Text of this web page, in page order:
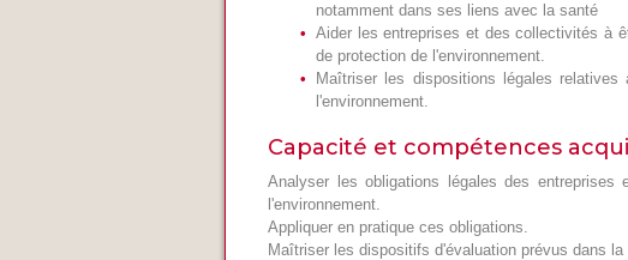
notamment dans ses liens avec la santé
Aider les entreprises et des collectivités à
de protection de l'environnement.
Maîtriser les dispositions légales
l'environnement.
Capacité et compétences
Analyser les obligations légales des
l'environnement.
Appliquer en pratique ces obligations.
Maîtriser les dispositifs d'évaluation prévus dans la